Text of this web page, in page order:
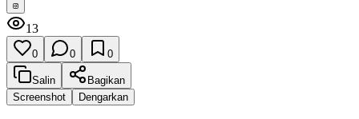
13
0 0 0
Salin
Bagikan
Screenshot
Dengarkan